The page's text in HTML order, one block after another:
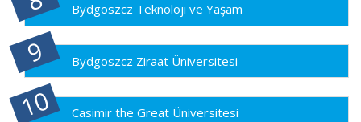
Bydgoszcz Teknoloji ve Yaşam
Bydgoszcz Ziraat Üniversitesi
Casimir the Great Üniversitesi